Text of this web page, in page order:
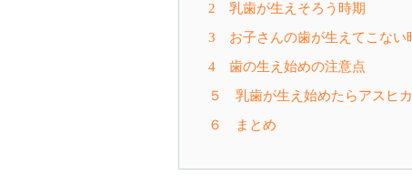
2 乳歯が生えそろう時期
3 お子さんの歯が生えてこない
4 歯の生え始めの注意点
５ 乳歯が生え始めたらアスヒ
６ まとめ